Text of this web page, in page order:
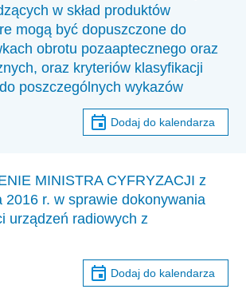
w skład produktów
mogą być dopuszczone do
obrotu pozaaptecznego oraz
oraz kryteriów klasyfikacji
poszczególnych wykazów
Dodaj do kalendarza
MINISTRA CYFRYZACJI z
2016 r. w sprawie dokonywania
urządzeń radiowych z
Dodaj do kalendarza